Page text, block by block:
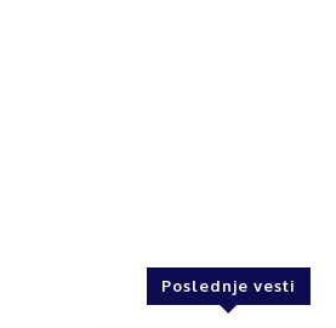
Poslednje vesti